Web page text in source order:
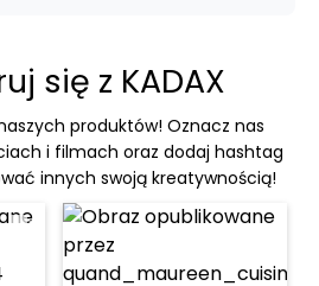
się z KADAX
produktów! Oznacz nas
i filmach oraz dodaj hashtag
innych swoją kreatywnością!